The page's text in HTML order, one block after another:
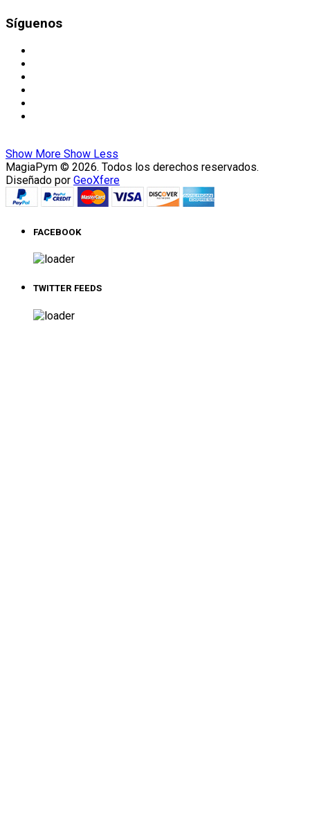
Síguenos
Show More Show Less
MagiaPym © 2026. Todos los derechos reservados.
Diseñado por GeoXfere
FACEBOOK
TWITTER FEEDS